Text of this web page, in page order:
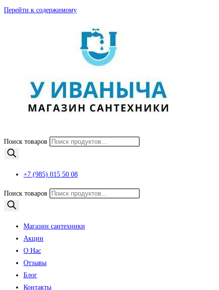
Перейти к содержимому
Поиск товаров
+7 (985) 015 50 08
Поиск товаров
Магазин сантехники
Акции
О Нас
Отзывы
Блог
Контакты